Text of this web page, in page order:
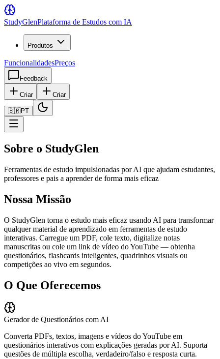
StudyGlenPlataforma de Estudos com IA
Produtos
FuncionalidadesPreços
Feedback
Criar Criar
🇧🇷PT
Sobre o StudyGlen
Ferramentas de estudo impulsionadas por AI que ajudam estudantes,
professores e pais a aprender de forma mais eficaz
Nossa Missão
O StudyGlen torna o estudo mais eficaz usando AI para transformar
qualquer material de aprendizado em ferramentas de estudo
interativas. Carregue um PDF, cole texto, digitalize notas
manuscritas ou cole um link de vídeo do YouTube — obtenha
questionários, flashcards inteligentes, quadrinhos visuais ou
competições ao vivo em segundos.
O Que Oferecemos
Gerador de Questionários com AI
Converta PDFs, textos, imagens e vídeos do YouTube em
questionários interativos com explicações geradas por AI. Suporta
questões de múltipla escolha, verdadeiro/falso e resposta curta.